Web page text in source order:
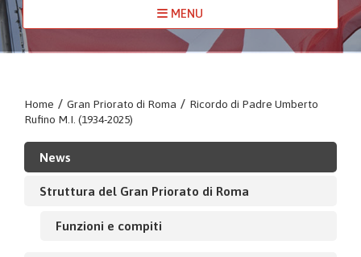
MENU
Home / Gran Priorato di Roma / Ricordo di Padre Umberto
Rufino M.I. (1934-2025)
News
Struttura del Gran Priorato di Roma
Funzioni e compiti